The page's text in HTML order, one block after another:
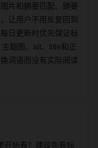
片和摘要匹配、摘要
让用户不用反复回到
日更新时优先保证标
题图、alt、title和正
词语而没有实际阅读
开始看？建议先看标